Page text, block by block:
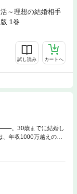
～理想の結婚相手
1巻
試し読み カートへ
。30歳までに結婚し
、年収1000万越えの花
祭ゆゆ花に全員群がっ
も、共働きで家事育
低夫”とおだやかな家庭
い内勤事務の田中さん
かの女の人を好きに